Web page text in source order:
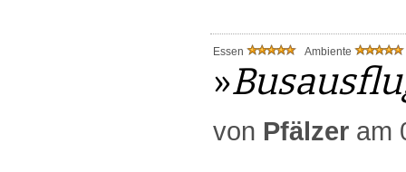
Essen Ambiente
»
von Pfälzer am